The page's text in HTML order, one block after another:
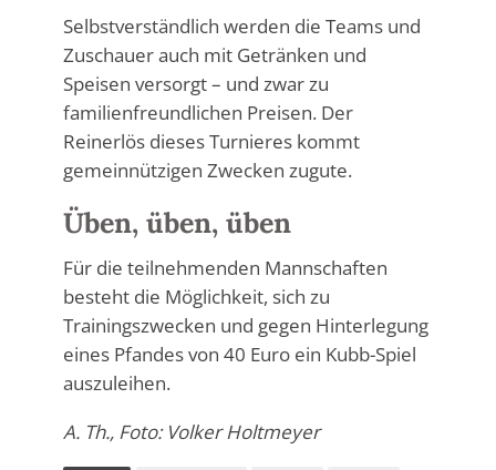
Selbstverständlich werden die Teams und
Zuschauer auch mit Getränken und
Speisen versorgt – und zwar zu
familienfreundlichen Preisen. Der
Reinerlös dieses Turnieres kommt
gemeinnützigen Zwecken zugute.
Üben, üben, üben
Für die teilnehmenden Mannschaften
besteht die Möglichkeit, sich zu
Trainingszwecken und gegen Hinterlegung
eines Pfandes von 40 Euro ein Kubb-Spiel
auszuleihen.
A. Th., Foto: Volker Holtmeyer